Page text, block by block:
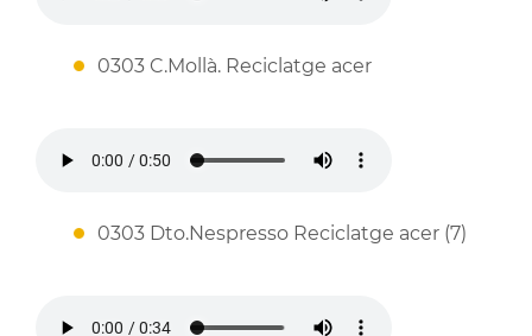
0303 C.Mollà. Reciclatge acer
0303 Dto.Nespresso Reciclatge acer (7)